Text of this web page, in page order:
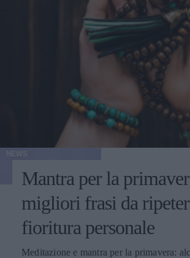
Mantra per la
migliori frasi da
fioritura personale
Meditazione e mantra per la primavera: